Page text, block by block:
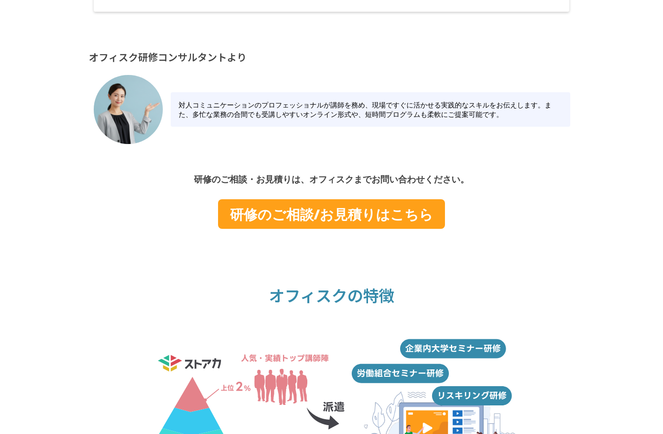
オフィスク研修コンサルタントより
対人コミュニケーションのプロフェッショナルが講師を務め、現場ですぐに活かせる実践的なスキルをお伝えします。ま
た、多忙な業務の合間でも受講しやすいオンライン形式や、短時間プログラムも柔軟にご提案可能です。
研修のご相談・お見積りは、オフィスクまでお問い合わせください。
研修のご相談/お見積りはこちら
オフィスクの特徴